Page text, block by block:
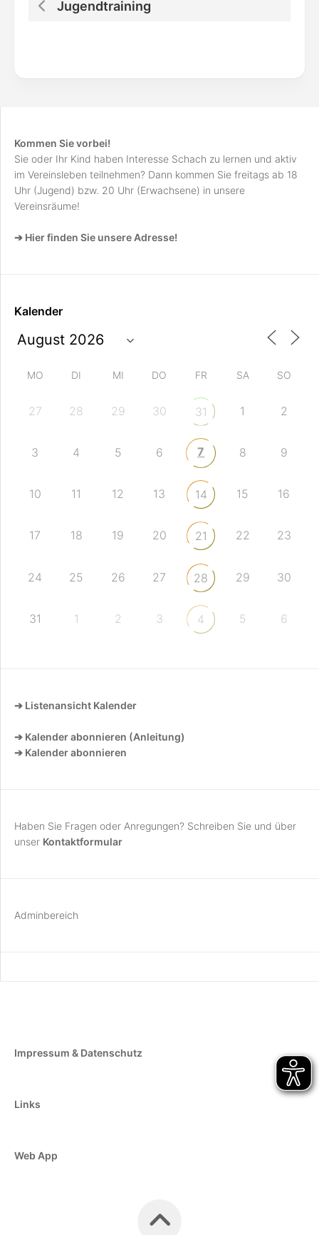
Jugendtraining
Kommen Sie vorbei!
Sie oder Ihr Kind haben Interesse Schach zu lernen und aktiv
im Vereinsleben teilnehmen? Dann kommen Sie freitags ab 18
Uhr (Jugend) bzw. 20 Uhr (Erwachsene) in unsere
Vereinsräume!
➔ Hier finden Sie unsere Adresse!
Kalender
MO DI MI DO FR SA SO
27 28 29 30 31 1 2
3 4 5 6 7 8 9
10 11 12 13 14 15 16
17 18 19 20 21 22 23
24 25 26 27 28 29 30
31 1 2 3 4 5 6
➔ Listenansicht Kalender
➔ Kalender abonnieren (Anleitung)
➔ Kalender abonnieren
Haben Sie Fragen oder Anregungen? Schreiben Sie und über
unser Kontaktformular
Adminbereich
Impressum & Datenschutz
Links
Web App